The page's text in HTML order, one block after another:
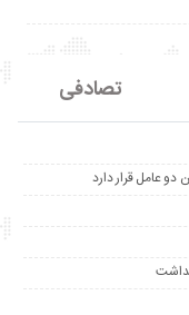
تصادفی
عامل قرار دارد